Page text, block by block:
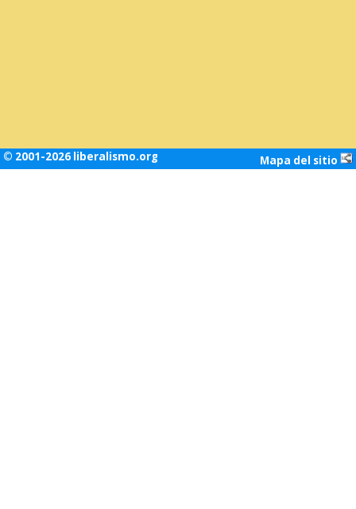
© 2001-2026 liberalismo.org Mapa del sitio